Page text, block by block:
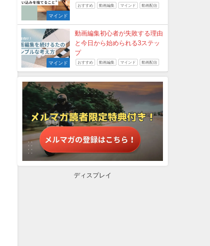
マインド
おすすめ 動画編集 マインド 動画配信
マインド
動画編集初心者が失敗する理由
と今日から始められる3ステッ
プ
おすすめ 動画編集 マインド 動画配信
ディスプレイ